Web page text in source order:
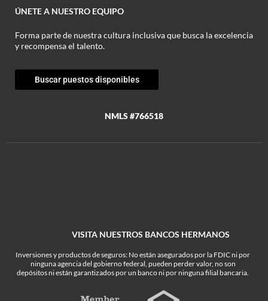
ÚNETE A NUESTRO EQUIPO
Forma parte de nuestra cultura inclusiva que busca la excelencia
y recompensa el talento.
Buscar puestos disponibles
NMLS #766518
VISITA NUESTROS BANCOS HERMANOS
Inversiones y productos de seguros: No están asegurados por la FDIC ni por
ninguna agencia del gobierno federal, pueden perder valor, no son
depósitos ni están garantizados por un banco ni por ninguna filial bancaria.